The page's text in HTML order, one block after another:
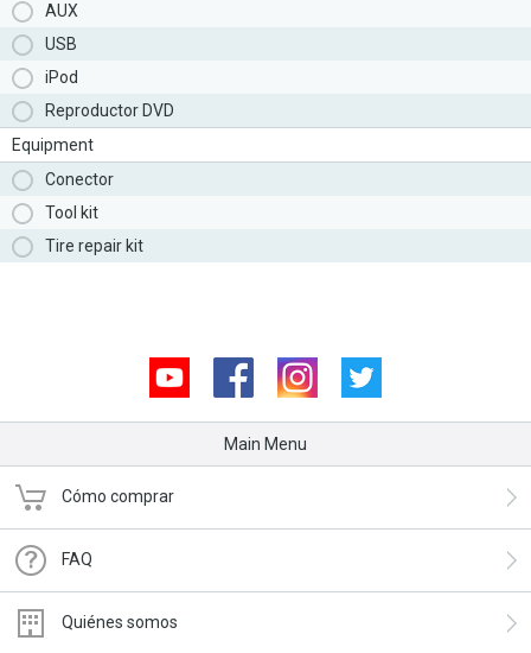
AUX
USB
iPod
Reproductor DVD
Equipment
Conector
Tool kit
Tire repair kit
Youtube Facebook Instagram
Main Menu
Cómo comprar
FAQ
Quiénes somos